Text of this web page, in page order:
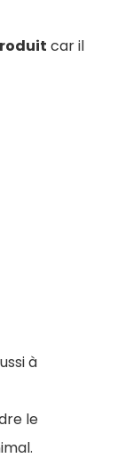
car il
à
le